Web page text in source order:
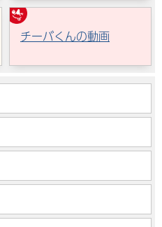
チーバくんの動画